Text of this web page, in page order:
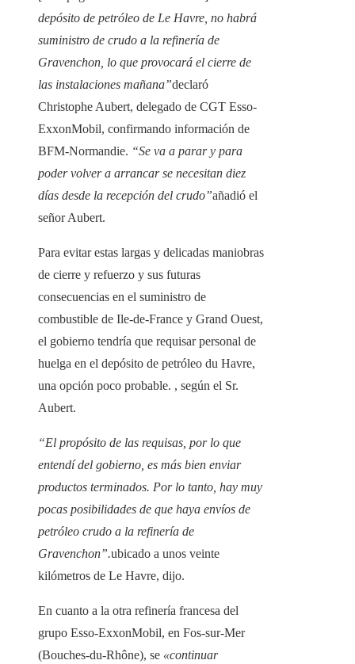
depósito de petróleo de Le Havre, no habrá
suministro de crudo a la refinería de
Gravenchon, lo que provocará el cierre de
las instalaciones mañana”declaró
Christophe Aubert, delegado de CGT Esso-
ExxonMobil, confirmando información de
BFM-Normandie. “Se va a parar y para
poder volver a arrancar se necesitan diez
días desde la recepción del crudo”añadió el
señor Aubert.
Para evitar estas largas y delicadas maniobras
de cierre y refuerzo y sus futuras
consecuencias en el suministro de
combustible de Ile-de-France y Grand Ouest,
el gobierno tendría que requisar personal de
huelga en el depósito de petróleo du Havre,
una opción poco probable. , según el Sr.
Aubert.
“El propósito de las requisas, por lo que
entendí del gobierno, es más bien enviar
productos terminados. Por lo tanto, hay muy
pocas posibilidades de que haya envíos de
petróleo crudo a la refinería de
Gravenchon”.ubicado a unos veinte
kilómetros de Le Havre, dijo.
En cuanto a la otra refinería francesa del
grupo Esso-ExxonMobil, en Fos-sur-Mer
(Bouches-du-Rhône), se «continuar